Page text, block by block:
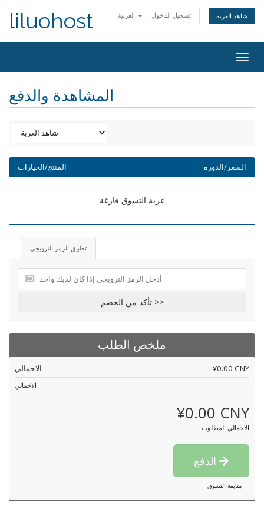
تسجيل الدخول شاهد العربة liluohost
المشاهدة والدفع
المنتج/الخيارات السعر/الدورة
عربة التسوق فارغة
تطبيق الرمز الترويجي
تأكد من الخصم >>
ملخص الطلب
الاجمالي ¥0.00 CNY
الاجمالي
¥0.00 CNY
الاجمالي المطلوب
متابعة التسوق